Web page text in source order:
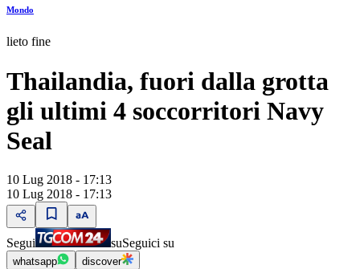
Mondo
lieto fine
Thailandia, fuori dalla grotta
gli ultimi 4 soccorritori Navy
Seal
10 Lug 2018 - 17:13
10 Lug 2018 - 17:13
Segui suSeguici su
whatsapp discover